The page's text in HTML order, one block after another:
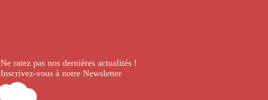
Ne ratez pas nos dernièresactualités !
Inscrivez-vous à notre Newsletter.